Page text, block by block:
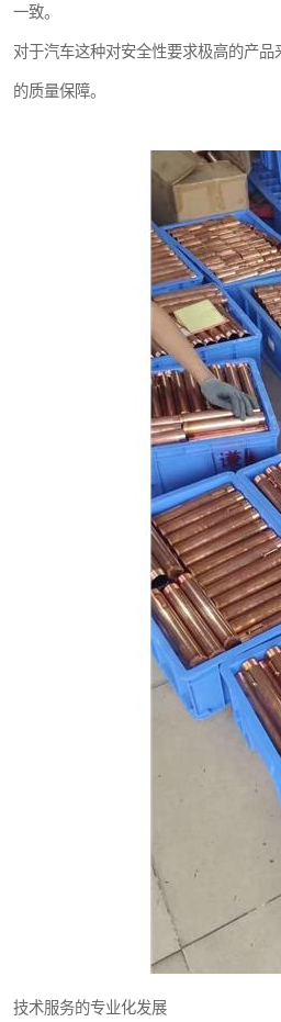
一致。
对于汽车这种对安全性要求极高的产
的质量保障。
技术服务的专业化发展